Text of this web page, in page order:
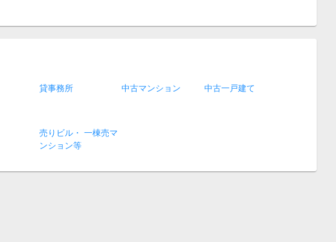
貸事務所 中古マンション 中古一戸建て
売りビル・ 一棟売マ
ンション等